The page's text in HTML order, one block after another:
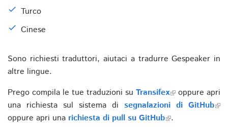
Turco
Cinese
Sono richiesti traduttori, aiutaci a tradurre Gespeaker in
altre lingue.
Prego compila le tue traduzioni su Transifex
oppure apri
una richiesta sul sistema di segnalazioni di GitHub
oppure apri una richiesta di pull su GitHub .